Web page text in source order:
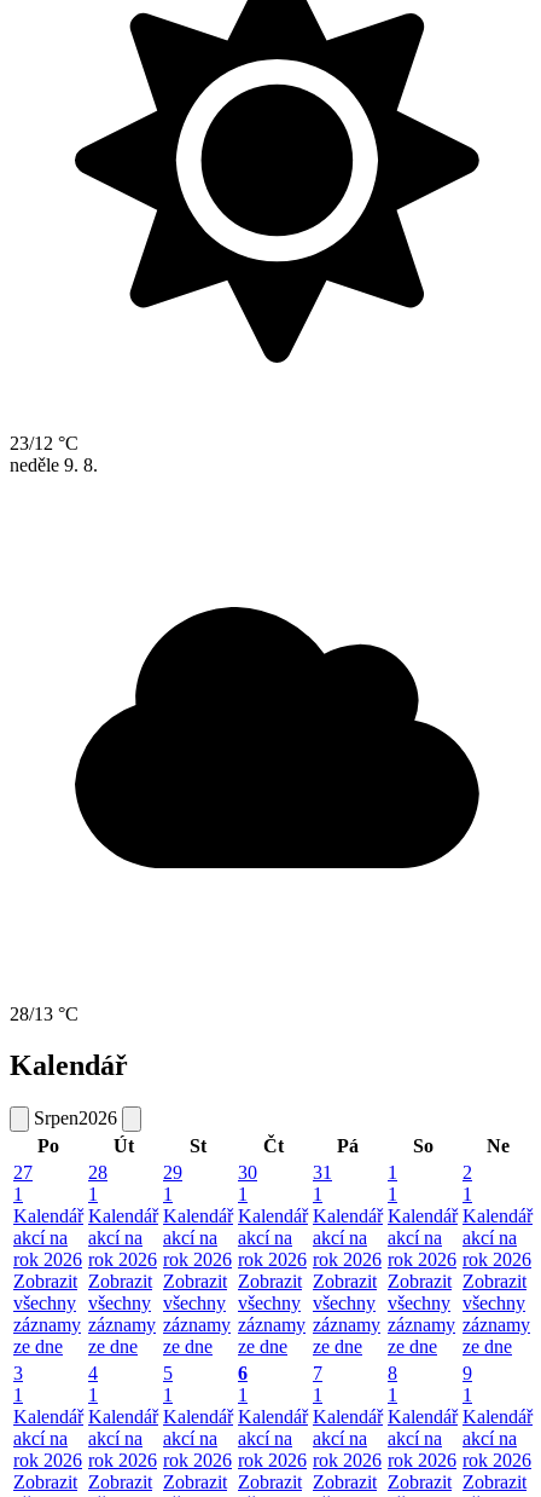
23/12 °C
neděle 9. 8.
28/13 °C
Kalendář
Srpen2026
Po
Út St Čt Pá So
Ne
27
1
Kalendář
akcí na
rok 2026
Zobrazit
všechny
záznamy
ze dne
28
1
Kalendář
akcí na
rok 2026
Zobrazit
všechny
záznamy
ze dne
29
1
Kalendář
akcí na
rok 2026
Zobrazit
všechny
záznamy
ze dne
30
1
Kalendář
akcí na
rok 2026
Zobrazit
všechny
záznamy
ze dne
31
1
Kalendář
akcí na
rok 2026
Zobrazit
všechny
záznamy
ze dne
1
1
Kalendář
akcí na
rok 2026
Zobrazit
všechny
záznamy
ze dne
2
1
Kalendář
akcí na
rok 2026
Zobrazit
všechny
záznamy
ze dne
3
1
Kalendář
akcí na
rok 2026
Zobrazit
4
1
Kalendář
akcí na
rok 2026
Zobrazit
5
1
Kalendář
akcí na
rok 2026
Zobrazit
6
1
Kalendář
akcí na
rok 2026
Zobrazit
7
1
Kalendář
akcí na
rok 2026
Zobrazit
8
1
Kalendář
akcí na
rok 2026
Zobrazit
9
1
Kalendář
akcí na
rok 2026
Zobrazit